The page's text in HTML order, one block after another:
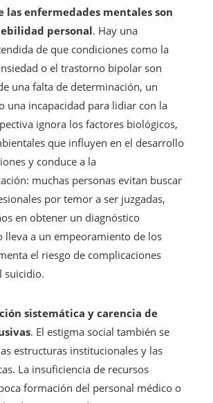
las enfermedades mentales son
personal. Hay una
de que condiciones como la
o el trastorno bipolar son
una falta de determinación, un
una incapacidad para lidiar con la
ignora los factores biológicos,
que influyen en el desarrollo
y conduce a la
muchas personas evitan buscar
por temor a ser juzgadas,
en obtener un diagnóstico
lleva a un empeoramiento de los
el riesgo de complicaciones
suicidio.
sistemática y carencia de
. El estigma social también se
estructuras institucionales y las
La insuficiencia de recursos
formación del personal médico o